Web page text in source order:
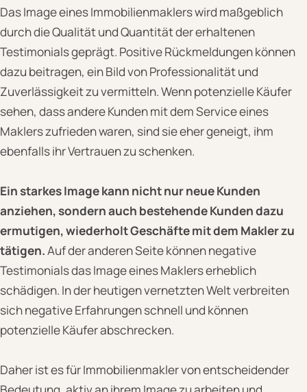
Das Image eines Immobilienmaklers wird maßgeblich
durch die Qualität und Quantität der erhaltenen
Testimonials geprägt. Positive Rückmeldungen können
dazu beitragen, ein Bild von Professionalität und
Zuverlässigkeit zu vermitteln. Wenn potenzielle Käufer
sehen, dass andere Kunden mit dem Service eines
Maklers zufrieden waren, sind sie eher geneigt, ihm
ebenfalls ihr Vertrauen zu schenken.
Ein starkes Image kann nicht nur neue Kunden
anziehen, sondern auch bestehende Kunden dazu
ermutigen, wiederholt Geschäfte mit dem Makler zu
tätigen.Auf der anderen Seite können negative
Testimonials das Image eines Maklers erheblich
schädigen. In der heutigen vernetzten Welt verbreiten
sich negative Erfahrungen schnell und können
potenzielle Käufer abschrecken.
Daher ist es für Immobilienmakler von entscheidender